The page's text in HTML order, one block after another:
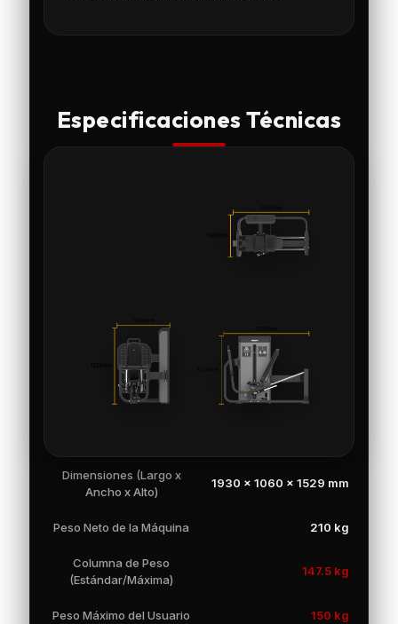
Especificaciones Técnicas
Dimensiones (Largo x
Ancho x Alto)
1930 × 1060 × 1529 mm
Peso Neto de la Máquina 210 kg
Columna de Peso
(Estándar/Máxima)
147.5 kg
Peso Máximo del Usuario 150 kg